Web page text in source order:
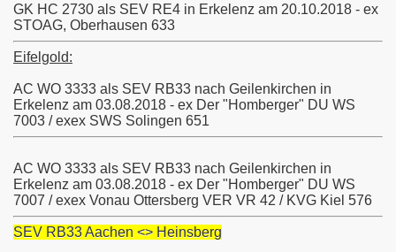
GK HC 2730 als SEV RE4 in Erkelenz am 20.10.2018 - ex
STOAG, Oberhausen 633
Eifelgold:
AC WO 3333 als SEV RB33 nach Geilenkirchen in
Erkelenz am 03.08.2018 - ex Der "Homberger" DU WS
7003 / exex SWS Solingen 651
AC WO 3333 als SEV RB33 nach Geilenkirchen in
Erkelenz am 03.08.2018 - ex Der "Homberger" DU WS
7007 / exex Vonau Ottersberg VER VR 42 / KVG Kiel 576
SEV RB33 Aachen <> Heinsberg
<> Aachen